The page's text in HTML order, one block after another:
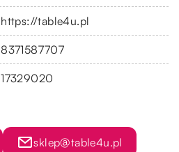
https://table4u.pl
8371587707
17329020
sklep@table4u.pl